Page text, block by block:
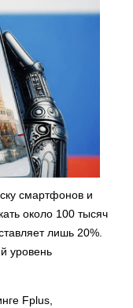
смартфонов и
около 100 тысяч
лишь 20%.
уровень
Fplus,